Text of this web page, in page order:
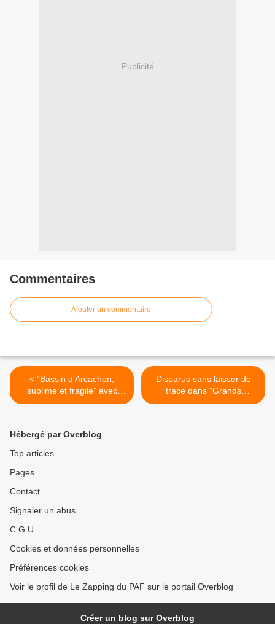
Publicité
Commentaires
Ajouter un commentaire
< "Bassin d'Arcachon,
sublime et fragile" avec
Ismaël Khelifa dans
Disparus sans laisser de
trace dans "Grands
Reportages" sur TF1 >
Hébergé par Overblog
Top articles
Pages
Contact
Signaler un abus
C.G.U.
Cookies et données personnelles
Préférences cookies
Voir le profil de Le Zapping du PAF sur le portail Overblog
Créer un blog sur Overblog